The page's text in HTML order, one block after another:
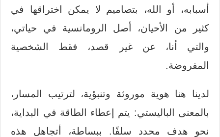
أسبابه، أو الله، بتصاميم لا يمكن اختراقها في
كثير من الأحيان، أصل الرومانسية في حياتي،
والتي أنا، عن غير قصد، فقط الشخصية
المفروضة.
لدينا هنا هوية موروثة وتنبؤية، لترتيب المسار،
بالمعنى الباليستي: يتم إعطاء الطاقة في البداية،
نحو هدف محدد سلفًا. ببساطة، أتجاهل هذه